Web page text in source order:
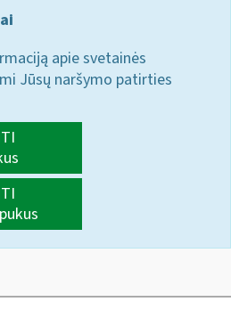
apie svetainės
Jūsų naršymo patirties